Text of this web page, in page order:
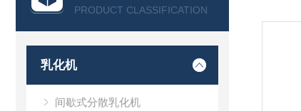
PRODUCT CLASSIFICATION
乳化机
间歇式分散乳化机